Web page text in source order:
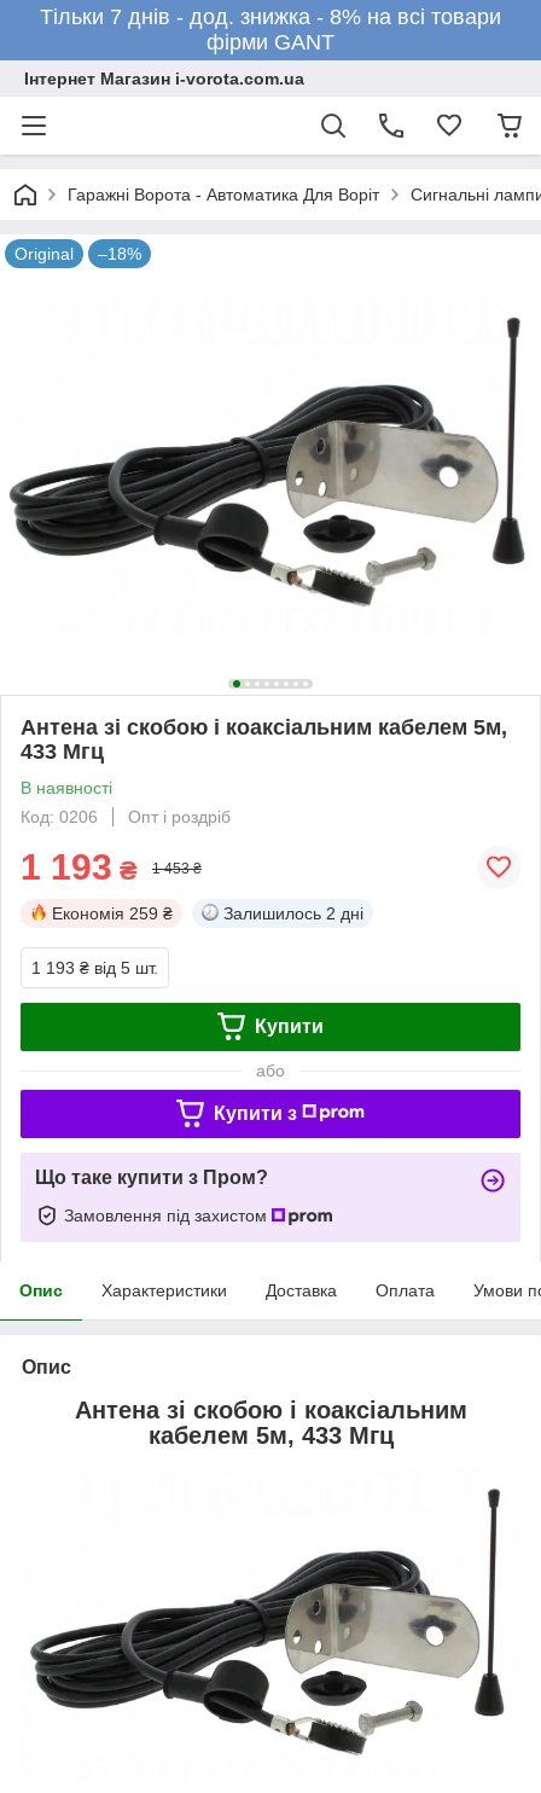
Тільки 7 днів - дод. знижка - 8% на всі товари
фірми GANT
Інтернет Магазин i-vorota.com.ua
Гаражні Ворота - Автоматика Для Воріт Сигнальні
Original –18%
Антена зі скобою і коаксіальним кабелем 5м,
433 Мгц
В наявності
Код: 0206
Опт і роздріб
1 193 ₴ 1 453 ₴
Економія 259 ₴ Залишилось 2 дні
1 193 ₴ від 5 шт.
Купити
або
Купити з
Що таке купити з Пром?
Замовлення під захистом
Опис Характеристики Доставка Оплата Умови
Опис
Антена зі скобою і коаксіальним
кабелем 5м, 433 Мгц